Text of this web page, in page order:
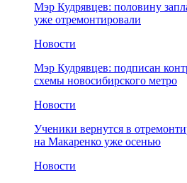
Мэр Кудрявцев: половину
уже отремонтировали
Новости
Мэр Кудрявцев: подписан
схемы новосибирского метро
Новости
Ученики вернутся в
на Макаренко уже осенью
Новости